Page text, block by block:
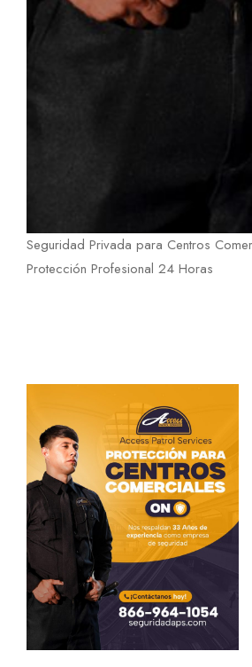
Seguridad Privada para Centros
Protección Profesional 24 Horas